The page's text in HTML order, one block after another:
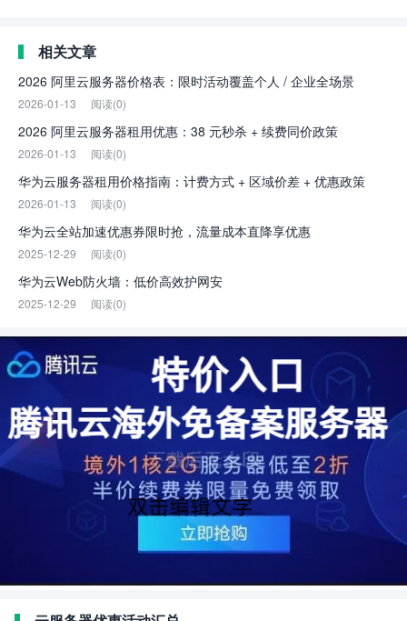
相关文章
2026 阿里云服务器价格表：限时活动覆盖个人 / 企业全场景
2026-01-13 阅读(0)
2026 阿里云服务器租用优惠：38 元秒杀 + 续费同价政策
2026-01-13 阅读(0)
华为云服务器租用价格指南：计费方式 + 区域价差 + 优惠政策
2026-01-13 阅读(0)
华为云全站加速优惠券限时抢，流量成本直降享优惠
2025-12-29 阅读(0)
华为云Web防火墙：低价高效护网安
2025-12-29 阅读(0)